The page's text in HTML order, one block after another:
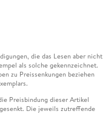
die das Lesen aber nicht
als solche gekennzeichnet.
zu Preissenkungen beziehen
Preisbindung dieser Artikel
Die jeweils zutreffende